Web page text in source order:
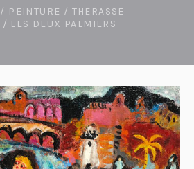
/ PEINTURE / THERASSE
/ LES DEUX PALMIERS